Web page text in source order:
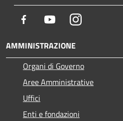
Facebook YoutubeInstagram
AMMINISTRAZIONE
Organi di Governo
Aree Amministrative
Uffici
Enti e fondazioni